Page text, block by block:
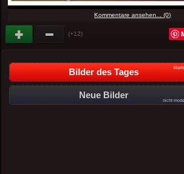
Kommentare ansehen... (0)
(+12)
Bilder des Tages
Neue Bilder
nicht